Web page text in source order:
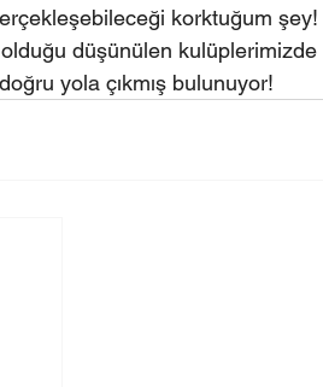
korktuğum şey!
düşünülen kulüplerimizde
yola çıkmış bulunuyor!